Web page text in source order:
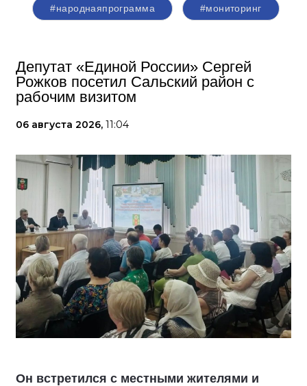
#народнаяпрограмма #мониторинг
Депутат «Единой России» Сергей
Рожков посетил Сальский район с
рабочим визитом
06 августа 2026, 11:04
Он встретился с местными жителями и